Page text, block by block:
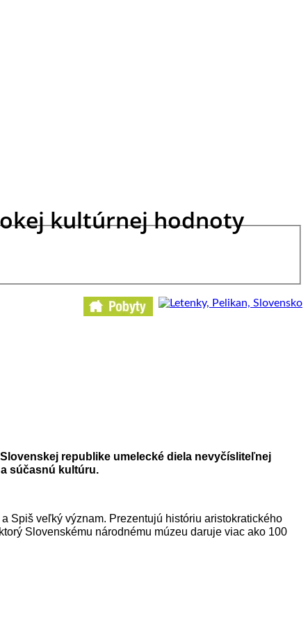
kultúrnej hodnoty
republike umelecké diela nevyčísliteľnej
súčasnú kultúru.
Spiš veľký význam. Prezentujú históriu aristokratického
Slovenskému národnému múzeu daruje viac ako 100